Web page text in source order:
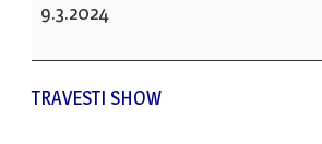
9.3.2024
TRAVESTI SHOW